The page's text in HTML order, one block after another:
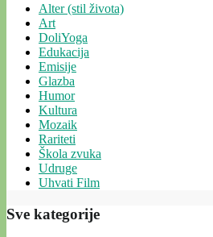
Alter (stil života)
Art
DoliYoga
Edukacija
Emisije
Glazba
Humor
Kultura
Mozaik
Rariteti
Škola zvuka
Udruge
Uhvati Film
Sve kategorije